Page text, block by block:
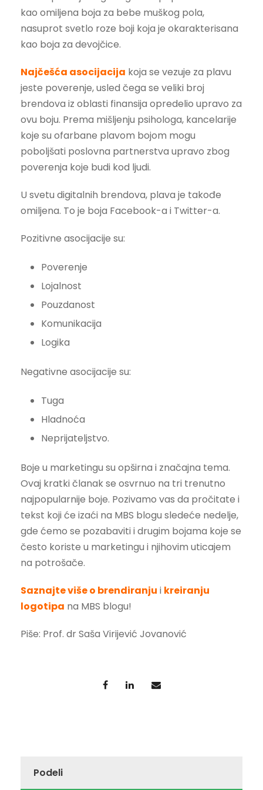
kao omiljena boja za bebe muškog pola,
nasuprot svetlo roze boji koja je okarakterisana
kao boja za devojčice.
Najčešća asocijacija koja se vezuje za plavu
jeste poverenje, usled čega se veliki broj
brendova iz oblasti finansija opredelio upravo za
ovu boju. Prema mišljenju psihologa, kancelarije
koje su ofarbane plavom bojom mogu
poboljšati poslovna partnerstva upravo zbog
poverenja koje budi kod ljudi.
U svetu digitalnih brendova, plava je takođe
omiljena. To je boja Facebook-a i Twitter-a.
Pozitivne asocijacije su:
Poverenje
Lojalnost
Pouzdanost
Komunikacija
Logika
Negativne asocijacije su:
Tuga
Hladnoća
Neprijateljstvo.
Boje u marketingu su opširna i značajna tema.
Ovaj kratki članak se osvrnuo na tri trenutno
najpopularnije boje. Pozivamo vas da pročitate i
tekst koji će izaći na MBS blogu sledeće nedelje,
gde ćemo se pozabaviti i drugim bojama koje se
često koriste u marketingu i njihovim uticajem
na potrošače.
Saznajte više o brendiranju i kreiranju
logotipa na MBS blogu!
Piše: Prof. dr Saša Virijević Jovanović
Podeli